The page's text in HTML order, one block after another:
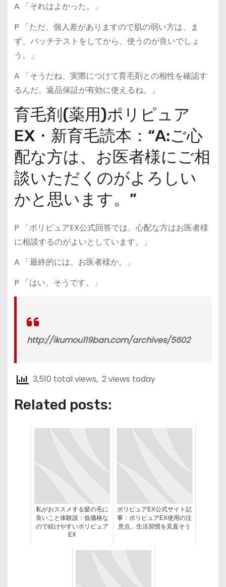
A 「それはよかった。」
P 「ただ、個人差がありますので肌の弱い方は、ま
ず、バッチテストをしてから、使うのが良いでしょ
う。」
A 「そうだね、実際につけて育毛剤との相性を確認す
るんだ。返品保証が有効に使えるね。」
育毛剤(薬用)ポリピュア
EX・新育毛読本：“A:ご心
配な方は、お医者様にご相
談いただくのがよろしい
かと思います。”
P 「ポリピュアEX公式回答では、心配な方はお医者様
に相談するのがよいとしています。」
A 「最終的には、お医者様か。」
P 「はい、そうです。」
http://ikumou119ban.com/archives/5602
3,510 total views, 2 views today
Related posts:
私がおススメする髪の毛に
良いこと体験談：低価格な
ので続けやすいポリピュア
EX
ポリピュアEX公式サイト記
事：ポリピュアEX使用の注
意点、生活習慣を見直そう